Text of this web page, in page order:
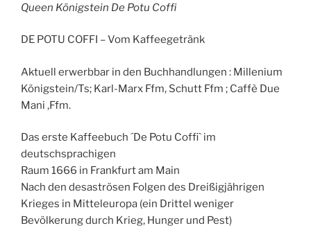
Queen Königstein De Potu Coffi
DE POTU COFFI – Vom Kaffeegetränk
Aktuell erwerbbar in den Buchhandlungen : Millenium
Königstein/Ts; Karl-Marx Ffm, Schutt Ffm ; Caffè Due
Mani ,Ffm.
Das erste Kaffeebuch ´De Potu Coffi` im
deutschsprachigen
Raum 1666 in Frankfurt am Main
Nach den desaströsen Folgen des Dreißigjährigen
Krieges in Mitteleuropa (ein Drittel weniger
Bevölkerung durch Krieg, Hunger und Pest)